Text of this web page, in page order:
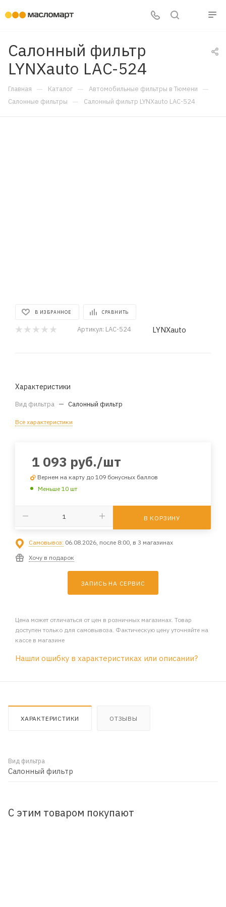
Салонный фильтр
LYNXauto LAC-524
Главная — Каталог — Автомобильные фильтры в Тюмени —
Салонные фильтры — Салонный фильтр LYNXauto LAC-524
В ИЗБРАННОЕ СРАВНИТЬ
Артикул: LAC-524 LYNXauto
Характеристики
Вид фильтра — Салонный фильтр
Все характеристики
1 093 руб./шт
Вернем на карту до 109 бонусных баллов
Меньше 10 шт
В КОРЗИНУ
Самовывоз: 06.08.2026, после 8:00, в 3 магазинах
Хочу в подарок
ЗАПИСЬ НА СЕРВИС
Цена может отличаться от цен в розничных магазинах. Товар
доступен только для самовывоза. Фактическую цену уточняйте на
кассе в магазине
Нашли ошибку в характеристиках или описании?
ХАРАКТЕРИСТИКИ ОТЗЫВЫ
Вид фильтра
Салонный фильтр
С этим товаром покупают